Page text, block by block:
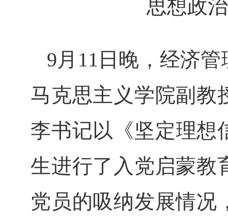
思想政
9月11 日晚，经济
马克思主义学院副教
李书记以 《坚定理想
生进行了入党启蒙教
党员的吸纳发展情况